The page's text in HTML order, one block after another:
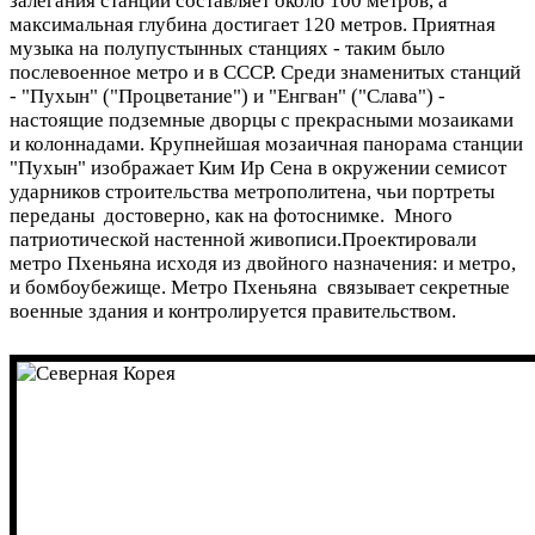
максимальная глубина достигает 120 метров. Приятная
музыка на полупустынных станциях - таким было
послевоенное метро и в СССР. Среди знаменитых станций
- "Пухын" ("Процветание") и "Енгван" ("Слава") -
настоящие подземные дворцы с прекрасными мозаиками
и колоннадами. Крупнейшая мозаичная панорама станции
"Пухын" изображает Ким Ир Сена в окружении семисот
ударников строительства метрополитена, чьи портреты
переданы достоверно, как на фотоснимке. Много
патриотической настенной живописи.Проектировали
метро Пхеньяна исходя из двойного назначения: и метро,
и бомбоубежище. Метро Пхеньяна связывает секретные
военные здания и контролируется правительством.